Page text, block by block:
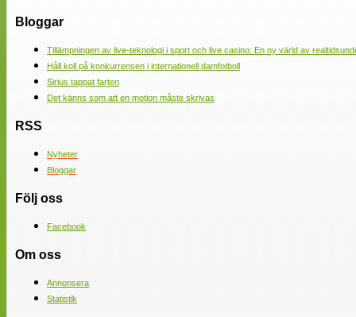
Bloggar
Tillämpningen av live-teknologi i sport och live casino: En ny värld av
Håll koll på konkurrensen i internationell damfotboll
Sirius tappat farten
Det känns som att en motion måste skrivas
RSS
Nyheter
Bloggar
Följ oss
Facebook
Om oss
Annonsera
Statistik